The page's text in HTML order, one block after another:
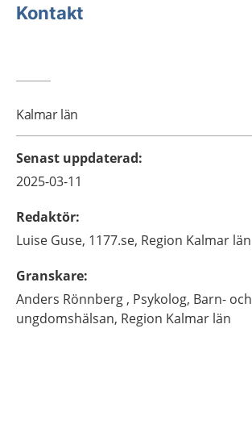
Kontakt
Kalmar län
Senast uppdaterad:
2025-03-11
Redaktör:
Luise Guse, 1177.se, Region Kalmar län
Granskare:
Anders Rönnberg , Psykolog, Barn- och
ungdomshälsan, Region Kalmar län